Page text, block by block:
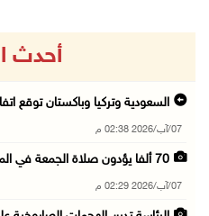
أحدث
السعودية وتركيا وباكستان توقع
07/آب/2026 02:38 م
70 ألفا يؤدون صلاة الجمعة في المسجد الأقصى
07/آب/2026 02:29 م